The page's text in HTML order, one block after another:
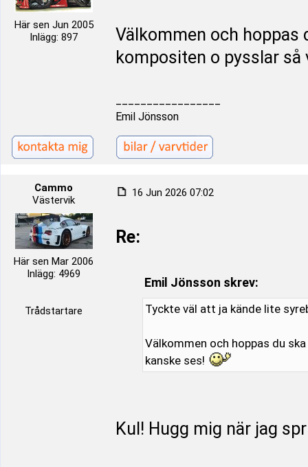
Här sen Jun 2005
Inlägg: 897
Välkommen och hoppas
kompositen o pysslar
Emil Jönsson
Cammo
Västervik
Här sen Mar 2006
Inlägg: 4969
Trådstartare
16 Jun 2026 07:02
Re:
Emil Jönsson skrev:
Tyckte väl att ja kände lite
Välkommen och hoppas du
kanske ses!
Kul! Hugg mig när jag